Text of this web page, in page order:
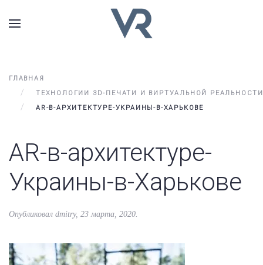
ГЛАВНАЯ
ТЕХНОЛОГИИ 3D-ПЕЧАТИ И ВИРТУАЛЬНОЙ
AR-В-АРХИТЕКТУРЕ-УКРАИНЫ-В-ХАРЬКОВЕ
AR-в-архитектуре-
Украины-в-Харькове
Опубликовал dmitry, 23 марта, 2020.